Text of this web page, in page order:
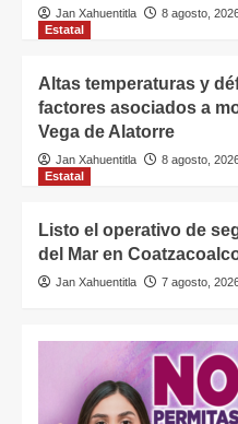
Jan Xahuentitla
8 agosto,
Estatal
Altas temperaturas y
factores asociados a
Vega de Alatorre
Jan Xahuentitla
8 agosto,
Estatal
Listo el operativo de
del Mar en
Jan Xahuentitla 7 agosto,